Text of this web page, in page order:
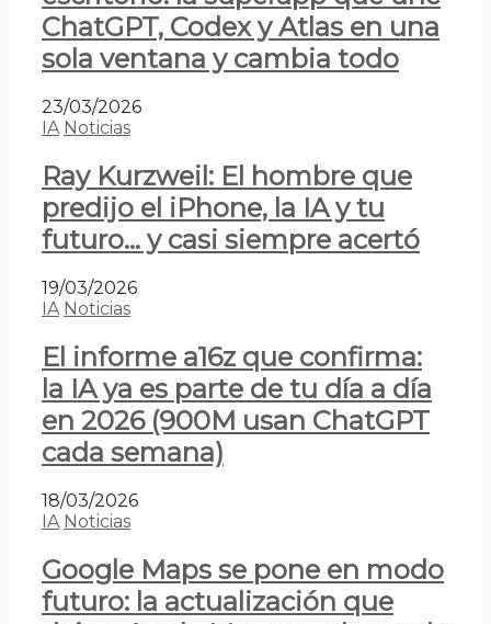
ChatGPT, Codex y Atlas en una
sola ventana y cambia todo
23/03/2026
IA Noticias
Ray Kurzweil: El hombre que
predijo el iPhone, la IA y tu
futuro… y casi siempre acertó
19/03/2026
IA Noticias
El informe a16z que confirma:
la IA ya es parte de tu día a día
en 2026 (900M usan ChatGPT
cada semana)
18/03/2026
IA Noticias
Google Maps se pone en modo
futuro: la actualización que